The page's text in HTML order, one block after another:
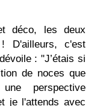
déco, les deux
D'ailleurs, c'est
: "J’étais si
de noces que
perspective
je l'attends avec